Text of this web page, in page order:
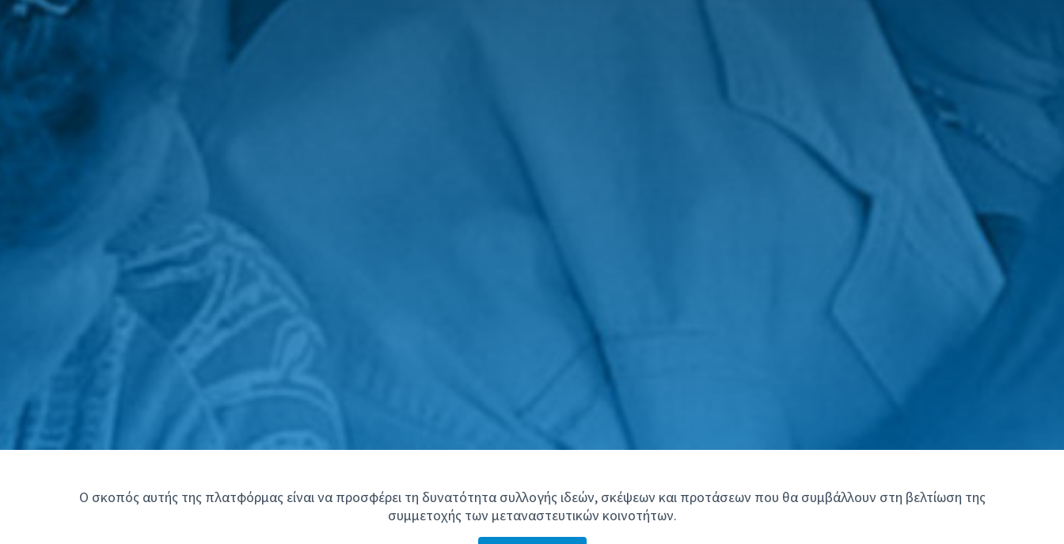
Ο σκοπός αυτής της πλατφόρμας είναι να προσφέρει τη δυνατότητα συλλογής ιδεών, σκέψεων και προτάσεων που θα συμβάλλουν στη βελτίωση της
συμμετοχής των μεταναστευτικών κοινοτήτων.